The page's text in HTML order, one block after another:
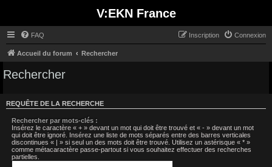
V:EKN France
FAQ Connexion
Inscription
Accueil du forum Rechercher
Rechercher
REQUÊTE DE LA RECHERCHE
Rechercher par mots-clés :
Insérez le caractère « + » devant un mot qui doit être trouvé et « - » devant un mot
qui doit être ignoré. Insérez une liste de mots séparés entre des barres verticales
discontinues « | » si seul un des mots doit être trouvé. Utilisez un astérisque « * »
comme métacaractère passe-partout si vous souhaitez effectuer des recherches
partielles.